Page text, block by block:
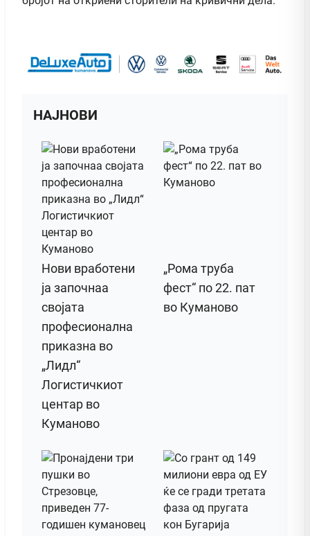
НАЈНОВИ
Нови вработени
ја започнаа
својата
професионална
приказна во
„Лидл“
Логистичкиот
центар во
Куманово
„Рома труба
фест“ по 22. пат
во Куманово